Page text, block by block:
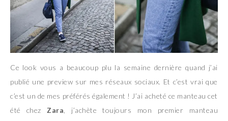
Ce look vous a beaucoup plu la semaine dernière quand j’ai
publié une preview sur mes réseaux sociaux. Et c’est vrai que
c’est un de mes préférés également ! J’ai acheté ce manteau cet
été chez Zara , j’achète toujours mon premier manteau